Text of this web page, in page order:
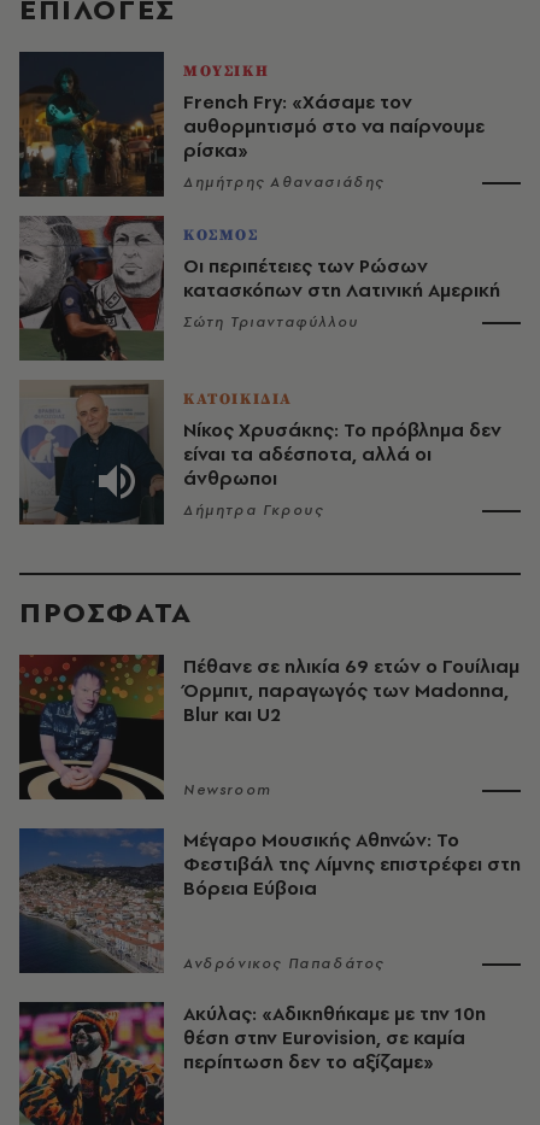
EΠΙΛΟΓΈΣ
ΜΟΥΣΙΚΗ
French Fry: «Χάσαμε τον
αυθορμητισμό στο να παίρνουμε
ρίσκα»
Δημήτρης Αθανασιάδης
ΚΟΣΜΟΣ
Οι περιπέτειες των Ρώσων
κατασκόπων στη Λατινική Αμερική
Σώτη Τριανταφύλλου
ΚΑΤΟΙΚΙΔΙΑ
Νίκος Χρυσάκης: Το πρόβλημα δεν
είναι τα αδέσποτα, αλλά οι
άνθρωποι
Δήμητρα Γκρους
ΠΡΟΣΦΑΤΑ
Πέθανε σε ηλικία 69 ετών ο Γουίλιαμ
Όρμπιτ, παραγωγός των Madonna,
Blur και U2
Newsroom
Μέγαρο Μουσικής Αθηνών: Το
Φεστιβάλ της Λίμνης επιστρέφει στη
Βόρεια Εύβοια
Ανδρόνικος Παπαδάτος
Ακύλας: «Αδικηθήκαμε με την 10η
θέση στην Eurovision, σε καμία
περίπτωση δεν το αξίζαμε»